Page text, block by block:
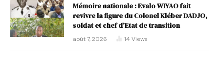
Mémoire nationale : Evalo WIYAO fait
revivre la figure du Colonel Kléber DADJO,
soldat et chef d’Etat de transition
août 7, 2026 14 Views